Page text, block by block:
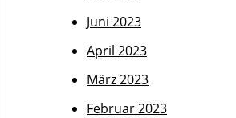
Juni 2023
April 2023
März 2023
Februar 2023